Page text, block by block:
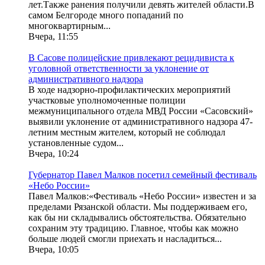
лет.Также ранения получили девять жителей области.В
самом Белгороде много попаданий по
многоквартирным...
Вчера, 11:55
В Сасове полицейские привлекают рецидивиста к
уголовной ответственности за уклонение от
административного надзора
В ходе надзорно-профилактических мероприятий
участковые уполномоченные полиции
межмуниципального отдела МВД России «Сасовский»
выявили уклонение от административного надзора 47-
летним местным жителем, который не соблюдал
установленные судом...
Вчера, 10:24
Губернатор Павел Малков посетил семейный фестиваль
«Небо России»
Павел Малков:«Фестиваль «Небо России» известен и за
пределами Рязанской области. Мы поддерживаем его,
как бы ни складывались обстоятельства. Обязательно
сохраним эту традицию. Главное, чтобы как можно
больше людей смогли приехать и насладиться...
Вчера, 10:05